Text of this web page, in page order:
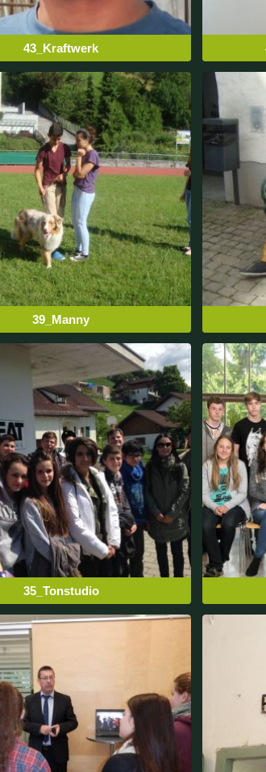
43_Kraftwerk
39_Manny
35_Tonstudio